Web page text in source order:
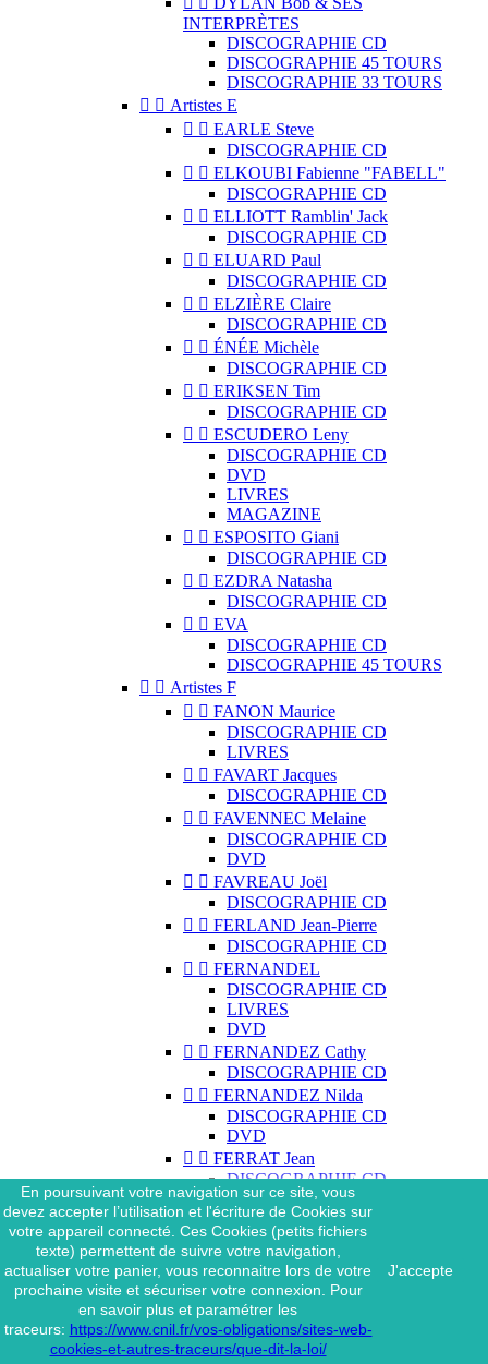
INTERPRÈTES
DISCOGRAPHIE CD
DISCOGRAPHIE 45 TOURS
DISCOGRAPHIE 33 TOURS
  Artistes E
  EARLE Steve
DISCOGRAPHIE CD
  ELKOUBI Fabienne "FABELL"
DISCOGRAPHIE CD
  ELLIOTT Ramblin' Jack
DISCOGRAPHIE CD
  ELUARD Paul
DISCOGRAPHIE CD
  ELZIÈRE Claire
DISCOGRAPHIE CD
  ÉNÉE Michèle
DISCOGRAPHIE CD
  ERIKSEN Tim
DISCOGRAPHIE CD
  ESCUDERO Leny
DISCOGRAPHIE CD
DVD
LIVRES
MAGAZINE
  ESPOSITO Giani
DISCOGRAPHIE CD
  EZDRA Natasha
DISCOGRAPHIE CD
  EVA
DISCOGRAPHIE CD
DISCOGRAPHIE 45 TOURS
  Artistes F
  FANON Maurice
DISCOGRAPHIE CD
LIVRES
  FAVART Jacques
DISCOGRAPHIE CD
  FAVENNEC Melaine
DISCOGRAPHIE CD
DVD
  FAVREAU Joël
DISCOGRAPHIE CD
  FERLAND Jean-Pierre
DISCOGRAPHIE CD
  FERNANDEL
DISCOGRAPHIE CD
LIVRES
DVD
  FERNANDEZ Cathy
DISCOGRAPHIE CD
  FERNANDEZ Nilda
DISCOGRAPHIE CD
DVD
  FERRAT Jean
DISCOGRAPHIE CD
DISCOGRAPHIE 45 TOURS
DISCOGRAPHIE 33 TOURS
DVD
MAGAZINE
  FERRAT Jean & SES
INTERPRÈTES
DISCOGRAPHIE CD
  FERRÉ Léo
En poursuivant votre navigation sur ce site, vous
devez accepter l’utilisation et l'écriture de Cookies sur
votre appareil connecté. Ces Cookies (petits fichiers
texte) permettent de suivre votre navigation,
actualiser votre panier, vous reconnaitre lors de votre
prochaine visite et sécuriser votre connexion. Pour
en savoir plus et paramétrer les
traceurs: https://www.cnil.fr/vos-obligations/sites-web-
cookies-et-autres-traceurs/que-dit-la-loi/
J'accepte